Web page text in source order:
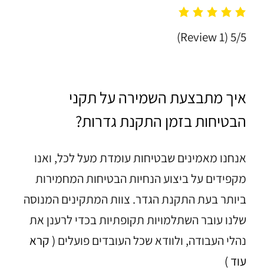
5/5
(1 Review)
איך מתבצעת השמירה על תקני
הבטיחות בזמן התקנת גדרות?
אנחנו מאמינים שבטיחות עומדת מעל לכל, ואנו
מקפידים על ביצוע הנחיות הבטיחות המחמירות
ביותר בעת התקנת הגדר. צוות המתקינים המנוסה
שלנו עובר השתלמויות תקופתיות בכדי לרענן את
נהלי העבודה, ולוודא שכל העובדים פועלים ( קרא
עוד )